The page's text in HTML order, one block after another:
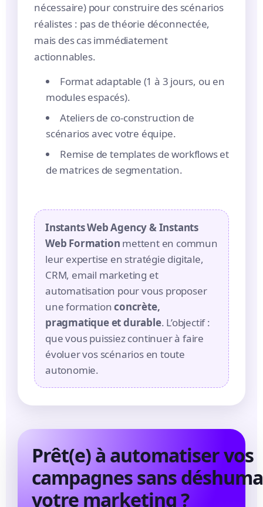
nécessaire) pour construire des scénarios
réalistes : pas de théorie déconnectée,
mais des cas immédiatement
actionnables.
Format adaptable (1 à 3 jours, ou en
modules espacés).
Ateliers de co-construction de
scénarios avec votre équipe.
Remise de templates de workflows et
de matrices de segmentation.
Instants Web Agency & Instants
Web Formation mettent en commun
leur expertise en stratégie digitale,
CRM, email marketing et
automatisation pour vous proposer
une formationconcrète,
pragmatique et durable. L’objectif :
que vous puissiez continuer à faire
évoluer vos scénarios en toute
autonomie.
Prêt(e) à automatiser vos
campagnes sans
votre marketing ?